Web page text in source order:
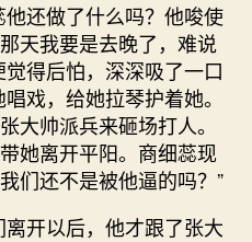
还做了什么吗？他唆使
天我要是去晚了，难说
得后怕，深深吸了一口
戏，给她拉琴护着她。
大帅派兵来砸场打人。
她离开平阳。商细蕊现
们还不是被他逼的吗？”
开以后，他才跟了张大